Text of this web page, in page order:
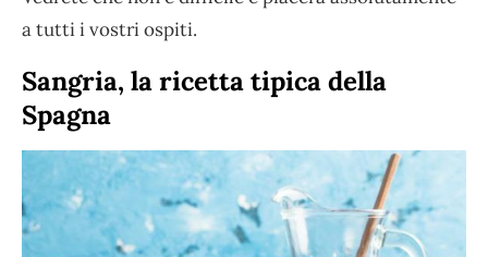
a tutti i vostri ospiti.
Sangria, la ricetta tipica della
Spagna